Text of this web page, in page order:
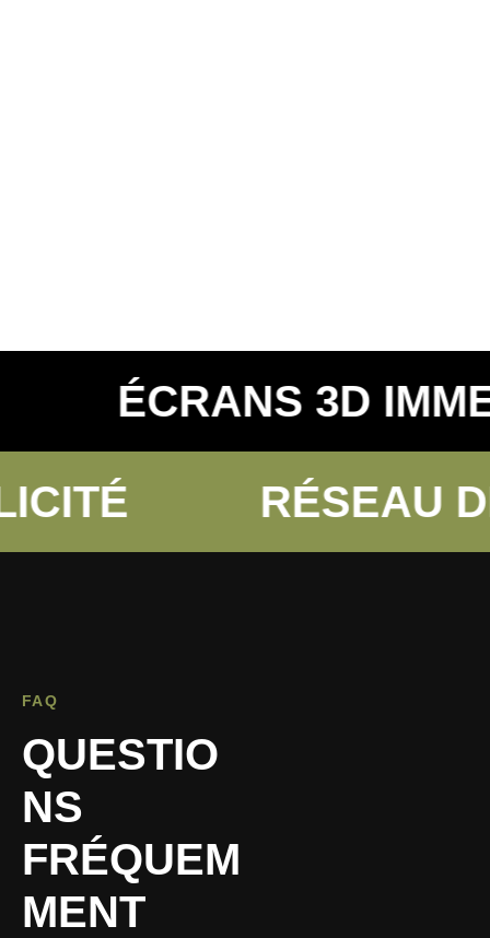
ÉCRANS 3D
RÉSEAU
FAQ
QUESTIO
NS
FRÉQUEM
MENT